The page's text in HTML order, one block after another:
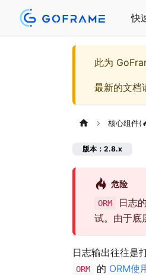
快
此为
最新的文档
核心组件
版本：2.8.x
危险
ORM 日志
试。由于底
日志输出往往是
ORM 的 ORM使